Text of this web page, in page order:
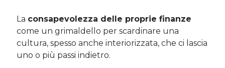
La consapevolezza delle proprie finanze
come un grimaldello per scardinare una
cultura, spesso anche interiorizzata, che ci lascia
uno o più passi indietro.